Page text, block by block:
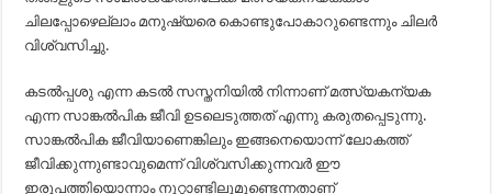
ചിലപ്പോഴെല്ലാം മനുഷ്യരെ കൊണ്ടുപോകാറുണ്ടെന്നും ചിലർ
വിശ്വസിച്ചു.
കടൽപ്പശു എന്ന കടൽ സസ്തനിയിൽ നിന്നാണ് മത്സ്യകന്യക
എന്ന സാങ്കൽപിക ജീവി ഉടലെടുത്തത് എന്നു കരുതപ്പെടുന്നു.
സാങ്കൽപിക ജീവിയാണെങ്കിലും ഇങ്ങനെയൊന്ന് ലോകത്ത്‌
ജീവിക്കുന്നുണ്ടാവുമെന്ന് വിശ്വസിക്കുന്നവർ ഈ
ഇരുപത്തിയൊന്നാം നൂറ്റാണ്ടിലുമുണ്ടെന്നതാണ്‌